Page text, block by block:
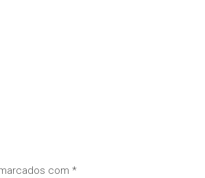
com *